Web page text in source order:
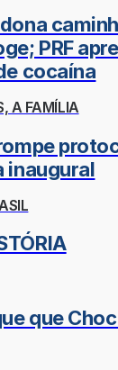
PRF
cocaína
A FAMÍLIA
inaugural
que